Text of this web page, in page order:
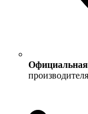
производителя